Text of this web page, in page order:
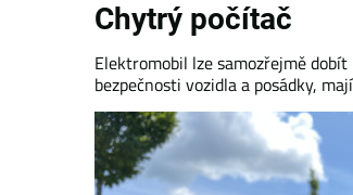
Chytrý počítač
Elektromobil lze samozřejmě
bezpečnosti vozidla a posádky,